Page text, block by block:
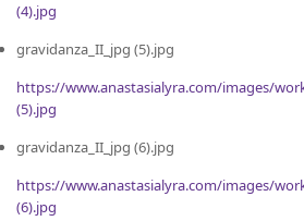
(4).jpg
gravidanza_II_jpg (5).jpg
https://www.anastasialyra.com/images/
(5).jpg
gravidanza_II_jpg (6).jpg
https://www.anastasialyra.com/images/
(6).jpg